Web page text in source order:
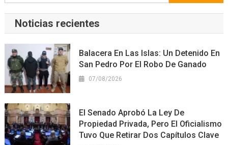
Noticias recientes
Balacera En Las Islas: Un Detenido En
San Pedro Por El Robo De Ganado
07/08/2026
El Senado Aprobó La Ley De
Propiedad Privada, Pero El Oficialismo
Tuvo Que Retirar Dos Capítulos Clave